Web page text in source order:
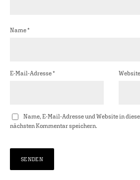
Name*
E-Mail-Adresse* Website
Name, E-Mail-Adresse und Website in
nächsten Kommentar speichern.